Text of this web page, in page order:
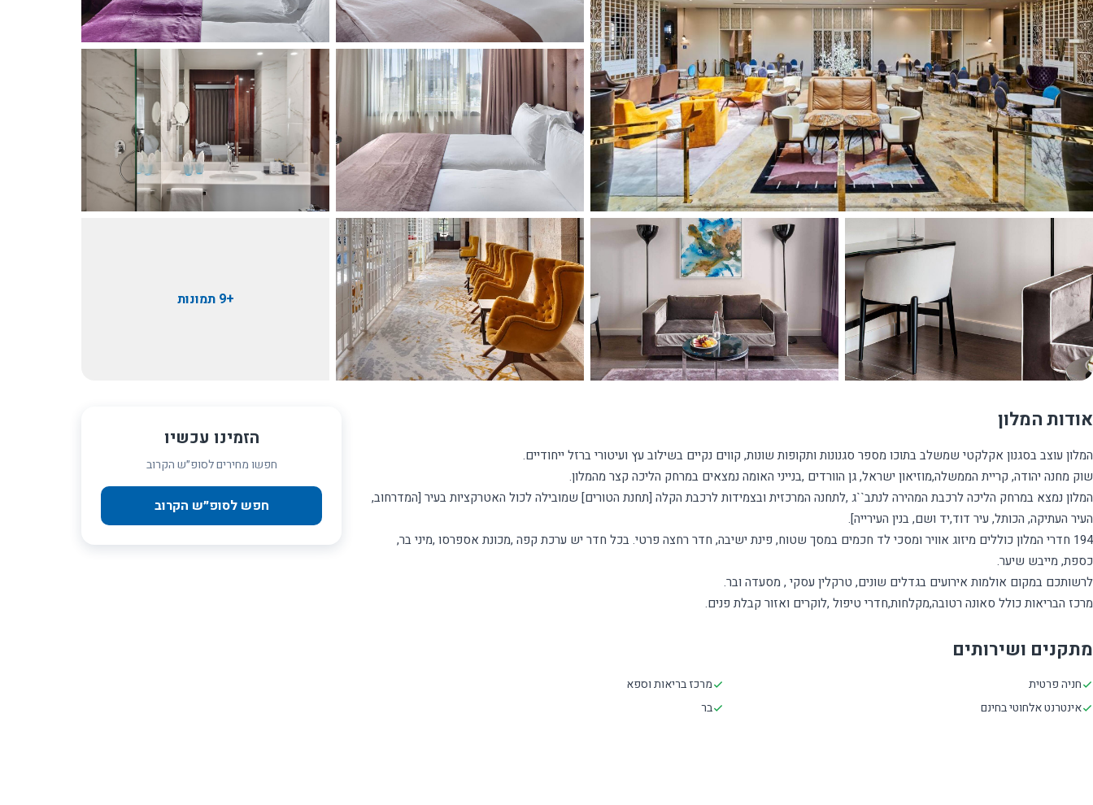
+9 תמונות
אודות המלון
המלון נמצא במרחק הליכה לרכבת המהירה לנתב``ג ,לתחנה המרכזית ובצמידות לרכבת הקלה [תחנת הטורים] שמובילה לכול האטרקציות בעיר [המדרחוב,
194 חדרי המלון כוללים מיזוג אוויר ומסכי לד חכמים במסך שטוח, פינת ישיבה, חדר רחצה פרטי. בכל חדר יש ערכת קפה ,מכונת אספרסו ,מיני בר,
מרכז הבריאות כולל סאונה רטובה,מקלחות,חדרי טיפול ,לוקרים ואזור קבלת פנים.
מתקנים ושירותים
חניה פרטית
אינטרנט אלחוטי בחינם
מרכז בריאות וספא
בר
הזמינו עכשיו
חפשו מחירים לסופ״ש הקרוב
חפש לסופ״ש הקרוב